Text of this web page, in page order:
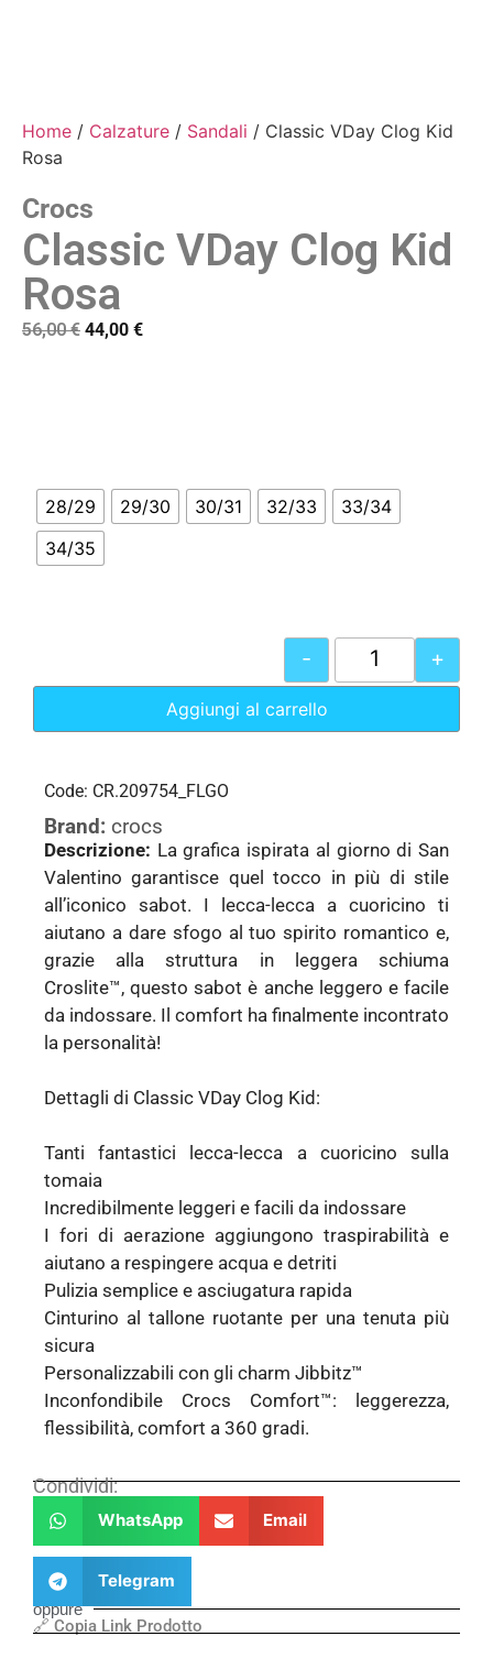
Home / Calzature / Sandali / Classic VDay Clog Kid
Rosa
Crocs
Classic VDay Clog Kid
Rosa
56,00€ 44,00 €
28/29 29/30 30/31 32/33
33/34
34/35
- +
Aggiungi al carrello
Code: CR.209754_FLGO
Brand: crocs
Descrizione: La grafica ispirata al giorno di San
Valentino garantisce quel tocco in più di stile
all’iconico sabot. I lecca-lecca a cuoricino ti
aiutano a dare sfogo al tuo spirito romantico e,
grazie alla struttura in leggera schiuma
Croslite™, questo sabot è anche leggero e facile
da indossare. Il comfort ha finalmente incontrato
la personalità!
Dettagli di Classic VDay Clog Kid:
Tanti fantastici lecca-lecca a cuoricino sulla
tomaia
Incredibilmente leggeri e facili da indossare
I fori di aerazione aggiungono traspirabilità e
aiutano a respingere acqua e detriti
Pulizia semplice e asciugatura rapida
Cinturino al tallone ruotante per una tenuta più
sicura
Personalizzabili con gli charm Jibbitz™
Inconfondibile Crocs Comfort™: leggerezza,
flessibilità, comfort a 360 gradi.
Condividi:
WhatsApp Email
Telegram
oppure
🔗 Copia Link Prodotto